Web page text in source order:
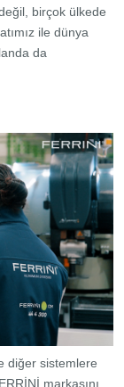
birçok ülkede
ile dünya
da
diğer sistemlere
markasını